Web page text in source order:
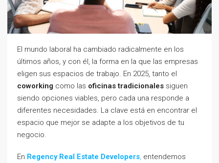
El mundo laboral ha cambiado radicalmente en los
últimos años, y con él, la forma en la que las empresas
eligen sus espacios de trabajo. En 2025, tanto el
coworking como las oficinas tradicionales siguen
siendo opciones viables, pero cada una responde a
diferentes necesidades. La clave está en encontrar el
espacio que mejor se adapte a los objetivos de tu
negocio.
En Regency Real Estate Developers, entendemos